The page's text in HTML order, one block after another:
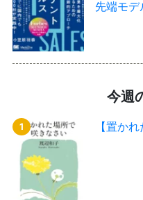
先端モデ
今週
【置か